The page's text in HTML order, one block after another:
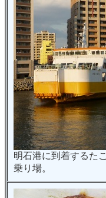
明石港に到着するた
乗り場。